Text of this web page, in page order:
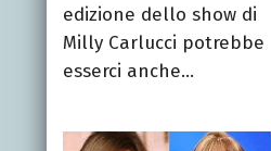
edizione dello show di
Milly Carlucci potrebbe
esserci anche...